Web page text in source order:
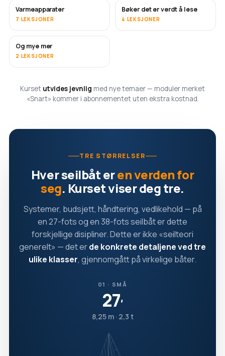
SNART
Varmeapparater
7 LEKSJONER
SNART
Bøker det er verdt å lese
4 LEKSJONER
SNART
Og mye mer
2 LEKSJONER
Kurset utvides jevnlig med nye temaer — moduler merket
«Snart» kommer i abonnementet uten ekstra kostnad.
TRE STØRRELSER
Hver seilbåt eren verden for
seg. Kurset viser deg tre.
Systemer, budsjett, håndtering, vedlikehold — på
en 27-fots og en 38-fots seilbåt er dette
forskjellige disipliner. Dette er ikke «seilteori
generelt» — det erde konkrete detaljene ved tre
ulike klasser, gjennomgått på virkelige båter.
01 · SMÅ
27′
8,25 m · 2,3 t